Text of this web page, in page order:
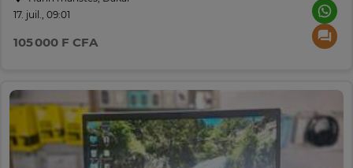
17. juil., 09:01
105 000 F CFA